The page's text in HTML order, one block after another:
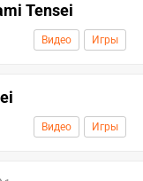
Tensei
Видео Игры
Видео Игры